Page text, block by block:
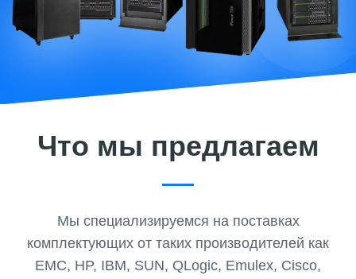
Что мы предлагаем
Мы специализируемся на поставках
комплектующих от таких производителей как
EMC, HP, IBM, SUN, QLogic, Emulex, Cisco,